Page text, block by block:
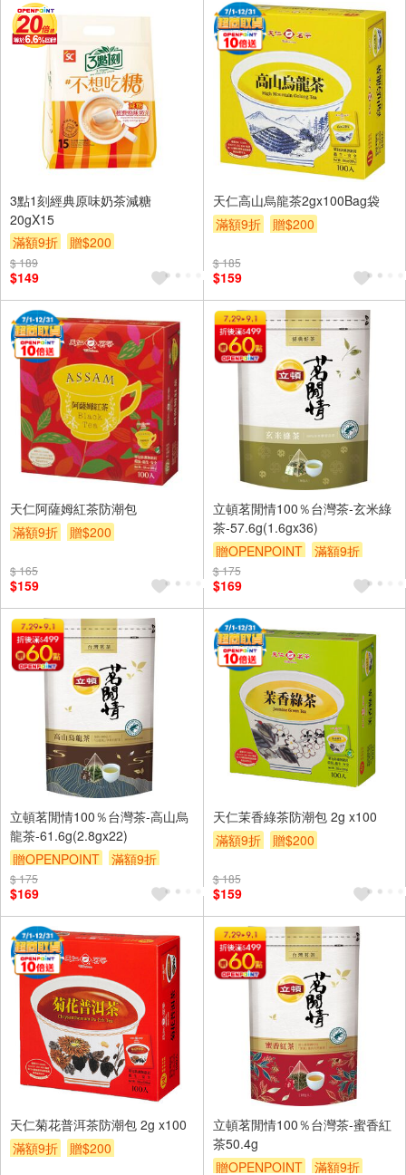
3點1刻經典原味奶茶減糖
20gX15
滿額9折
贈$200
$ 189
$149
天仁高山烏龍茶2gx100Bag袋
滿額9折
贈$200
$ 185
$159
天仁阿薩姆紅茶防潮包
滿額9折
贈$200
$ 165
$159
立頓茗閒情100％台灣茶-玄米綠
茶-57.6g(1.6gx36)
贈OPENPOINT
滿額9折
贈$200
$ 175
$169
立頓茗閒情100％台灣茶-高山烏
龍茶-61.6g(2.8gx22)
贈OPENPOINT
滿額9折
贈$200
$ 175
$169
天仁茉香綠茶防潮包 2g x100
滿額9折
贈$200
$ 185
$159
天仁菊花普洱茶防潮包 2g x100
滿額9折
贈$200
立頓茗閒情100％台灣茶-蜜香紅
茶50.4g
贈OPENPOINT
滿額9折